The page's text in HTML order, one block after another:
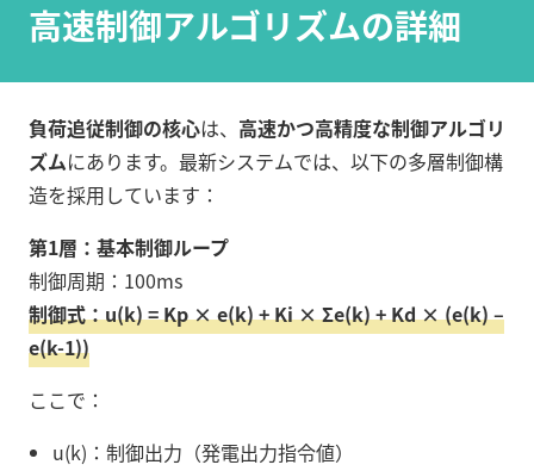
高速制御アルゴリズムの詳細
負荷追従制御の核心は、 高速かつ高精度な制御アルゴリ
ズムにあります。最新システムでは、以下の多層制御構
造を採用しています：
第1層：基本制御ループ
制御周期：100ms
制御式：u(k) = Kp × e(k) + Ki × Σe(k) + Kd × (e(k) –
e(k-1))
ここで：
u(k)：制御出力（発電出力指令値）